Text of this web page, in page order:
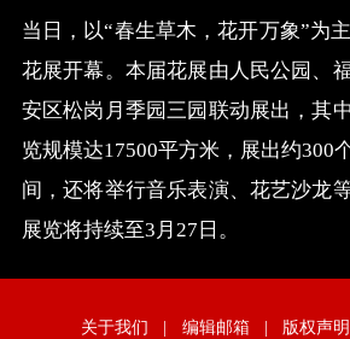
当日，以“春生草木，花开万象”为
花展开幕。本届花展由人民公园、
安区松岗月季园三园联动展出，其
览规模达17500平方米，展出约300
间，还将举行音乐表演、花艺沙龙
展览将持续至3月27日。
关于我们 | 编辑邮箱 | 版权声明